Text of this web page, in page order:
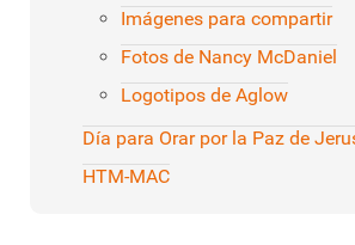
Imágenes para compartir
Fotos de Nancy McDaniel
Logotipos de Aglow
Día para Orar por la Paz de
HTM-MAC